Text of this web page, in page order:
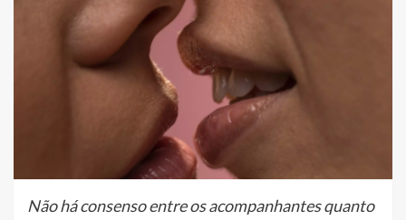
Não há consenso entre os acompanhantes quanto